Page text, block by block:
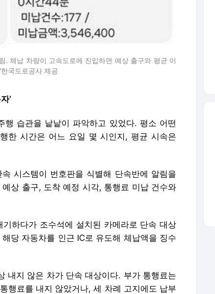
. 체납 차량이 고속도로에 진입하면 예상 출구와 평균 이
국도로공사 제공
’
습관을 낱낱이 파악하고 있었다. 평소 어떤
한 시간은 어느 요일 몇 시인지, 평균 시속은
시스템이 번호판을 식별해 단속반에 알림을
상 출구, 도착 예정 시각, 통행료 미납 건수와
하다가 조수석에 설치된 카메라로 단속 대상
당 자동차를 인근 IC로 유도해 체납액을 징수
내지 않은 차가 단속 대상이다. 부가 통행료는
행료를 내지 않았거나, 세 차례 고지에도 납부